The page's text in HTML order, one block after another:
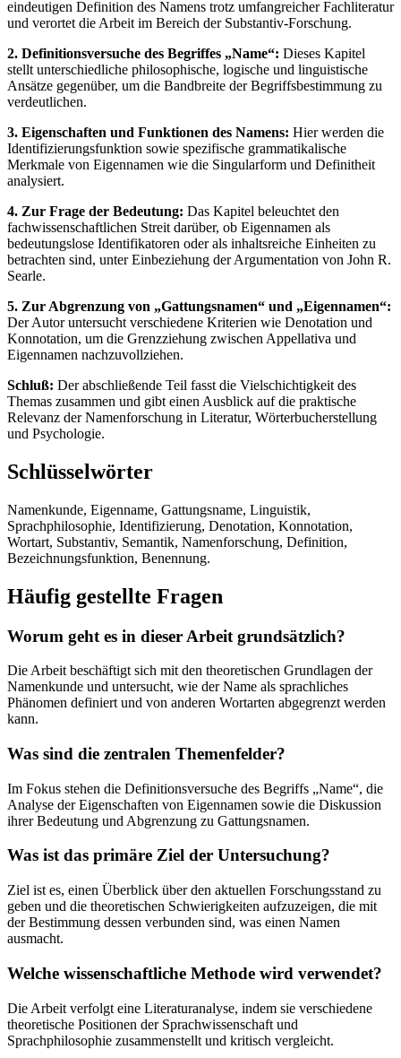
eindeutigen Definition des Namens trotz umfangreicher Fachliteratur
und verortet die Arbeit im Bereich der Substantiv-Forschung.
2. Definitionsversuche des Begriffes „Name“: Dieses Kapitel
stellt unterschiedliche philosophische, logische und linguistische
Ansätze gegenüber, um die Bandbreite der Begriffsbestimmung zu
verdeutlichen.
3. Eigenschaften und Funktionen des Namens: Hier werden die
Identifizierungsfunktion sowie spezifische grammatikalische
Merkmale von Eigennamen wie die Singularform und Definitheit
analysiert.
4. Zur Frage der Bedeutung: Das Kapitel beleuchtet den
fachwissenschaftlichen Streit darüber, ob Eigennamen als
bedeutungslose Identifikatoren oder als inhaltsreiche Einheiten zu
betrachten sind, unter Einbeziehung der Argumentation von John R.
Searle.
5. Zur Abgrenzung von „Gattungsnamen“ und „Eigennamen“:
Der Autor untersucht verschiedene Kriterien wie Denotation und
Konnotation, um die Grenzziehung zwischen Appellativa und
Eigennamen nachzuvollziehen.
Schluß: Der abschließende Teil fasst die Vielschichtigkeit des
Themas zusammen und gibt einen Ausblick auf die praktische
Relevanz der Namenforschung in Literatur, Wörterbucherstellung
und Psychologie.
Schlüsselwörter
Namenkunde, Eigenname, Gattungsname, Linguistik,
Sprachphilosophie, Identifizierung, Denotation, Konnotation,
Wortart, Substantiv, Semantik, Namenforschung, Definition,
Bezeichnungsfunktion, Benennung.
Häufig gestellte Fragen
Worum geht es in dieser Arbeit grundsätzlich?
Die Arbeit beschäftigt sich mit den theoretischen Grundlagen der
Namenkunde und untersucht, wie der Name als sprachliches
Phänomen definiert und von anderen Wortarten abgegrenzt werden
kann.
Was sind die zentralen Themenfelder?
Im Fokus stehen die Definitionsversuche des Begriffs „Name“, die
Analyse der Eigenschaften von Eigennamen sowie die Diskussion
ihrer Bedeutung und Abgrenzung zu Gattungsnamen.
Was ist das primäre Ziel der Untersuchung?
Ziel ist es, einen Überblick über den aktuellen Forschungsstand zu
geben und die theoretischen Schwierigkeiten aufzuzeigen, die mit
der Bestimmung dessen verbunden sind, was einen Namen
ausmacht.
Welche wissenschaftliche Methode wird verwendet?
Die Arbeit verfolgt eine Literaturanalyse, indem sie verschiedene
theoretische Positionen der Sprachwissenschaft und
Sprachphilosophie zusammenstellt und kritisch vergleicht.